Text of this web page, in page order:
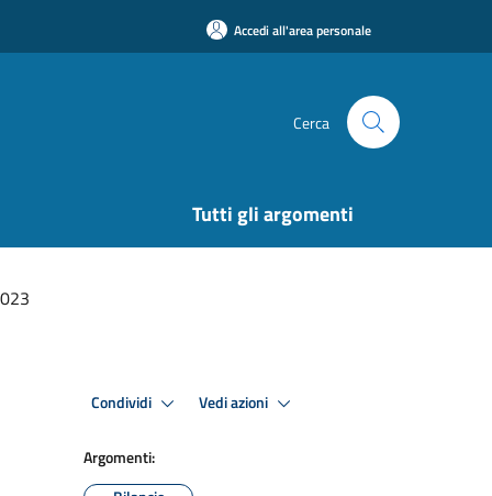
Accedi all'area personale
Cerca
Tutti gli argomenti
Condividi Vedi azioni
Argomenti: